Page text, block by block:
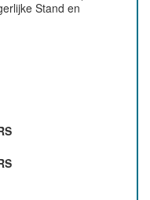
Stand en